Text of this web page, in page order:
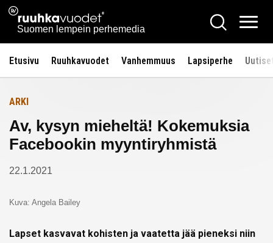
Siirry
sisältöön
Ruuhkavuodet.fi
Suomen lempein perhemedia
Hae
Etusivu Ruuhkavuodet Vanhemmuus Lapsiperhe
Etusivulle
ARKI
Av, kysyn mieheltä! Kokemuksia
Facebookin myyntiryhmistä
22.1.2021
Kuva: Angela Bailey
Lapset kasvavat kohisten ja vaatetta jää pieneksi niin